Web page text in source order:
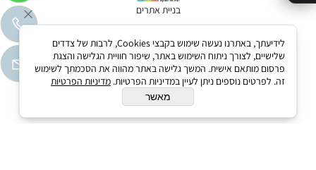
בניית אתרים
לידיעתך, באתרנו נעשה שימוש בקבצי Cookies, לרבות של צדדים
שלישיים, לצורך ניתוח השימוש באתר, שיפור חוויית הגלישה והצגת
פרסום מותאם אישית. המשך גלישה באתר מהווה את הסכמתך לשימוש
זה. לפרטים נוספים ניתן לעיין במדיניות הפרטיות. מדיניות הפרטיות
מאשר